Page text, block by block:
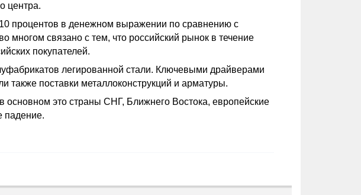
центра.
процентов в денежном выражении по сравнению с
многом связано с тем, что российский рынок в течение
покупателей.
легированной стали. Ключевыми драйверами
поставки металлоконструкций и арматуры.
основном это страны СНГ, Ближнего Востока, европейские
падение.